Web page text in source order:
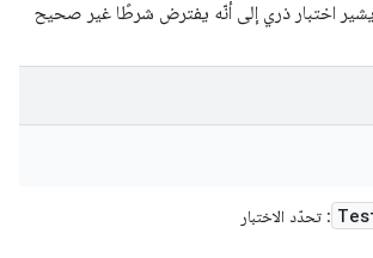
اختبار ذري إلى أنّه يفترض شرطًا غير صحيح
: تحدّد الاختبار